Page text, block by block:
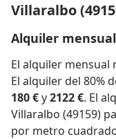
Villaralbo
Alquiler
El alquiler mensual
El alquiler del 80%
180 €y2122 €. El
Villaralbo (49159)
por metro